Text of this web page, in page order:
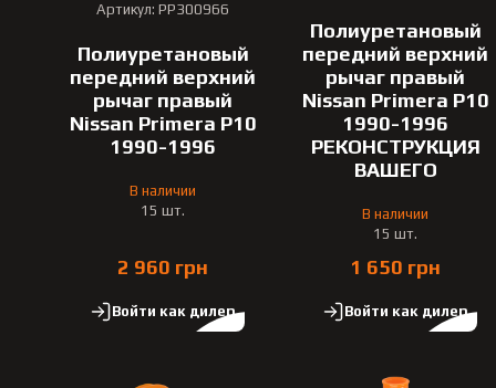
Артикул: PP300966
Полиуретановый
передний верхний
рычаг правый
Nissan Primera P10
1990-1996
В наличии
15 шт.
2 960 грн
Войти как дилер
Полиуретановый
передний верхний
рычаг правый
Nissan Primera P10
1990-1996
РЕКОНСТРУКЦИЯ
ВАШЕГО
В наличии
15 шт.
1 650 грн
Войти как дилер